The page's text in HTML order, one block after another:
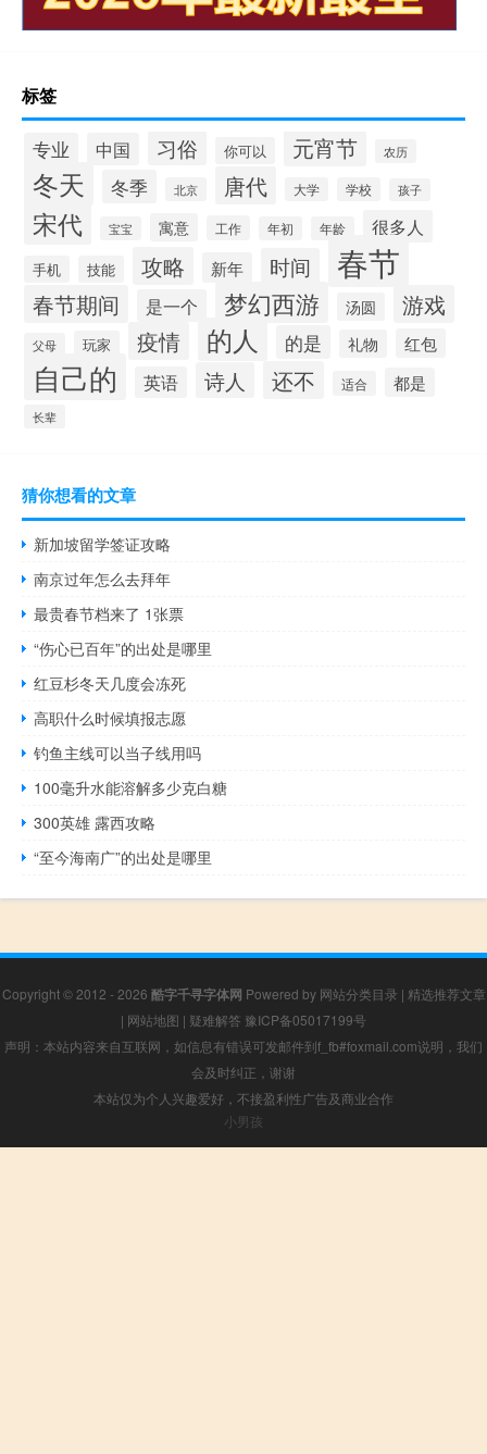
标签
专业 中国 习俗 你可以 元宵节 农历
冬天 冬季 北京 唐代 大学 学校 孩子
宋代 宝宝 寓意 工作 年初 年龄 很多人
手机 技能 攻略 新年 时间 春节
春节期间 是一个 梦幻西游 汤圆 游戏
父母 玩家 疫情 的人 的是 礼物 红包
自己的 英语 诗人 还不 适合 都是
长辈
猜你想看的文章
新加坡留学签证攻略
南京过年怎么去拜年
最贵春节档来了 1张票
“伤心已百年”的出处是哪里
红豆杉冬天几度会冻死
高职什么时候填报志愿
钓鱼主线可以当子线用吗
100毫升水能溶解多少克白糖
300英雄 露西攻略
“至今海南广”的出处是哪里
Copyright © 2012 - 2026 酷字千寻字体网 Powered by 网站分类目录 | 精选推荐文章
| 网站地图 | 疑难解答 豫ICP备05017199号
声明：本站内容来自互联网，如信息有错误可发邮件到f_fb#foxmail.com说明，我们
会及时纠正，谢谢
本站仅为个人兴趣爱好，不接盈利性广告及商业合作
小男孩